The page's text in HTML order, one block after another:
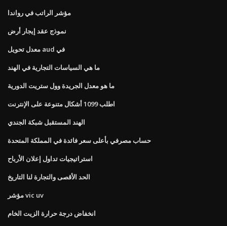
مؤشر الراتب في رواندا
نموذج عقد إيجار أرض
معدل تحويل aud في
ما هي السياسات التجارية في الهند
ما هو معدل الجريدة وول ستريت الدورية
اطلب 1099 أشكال متنوعة على الإنترنت
الهند المستقبل شبكة الجندي
حساب مصرفي بأعلى سعر فائدة في المملكة المتحدة
استراتيجيات تداول إعلان الأرباح
الحد الأقصى والتجارة لنا التاريخ
مؤشر vic uv
انخفاض درجة حرارة الزيت الخام